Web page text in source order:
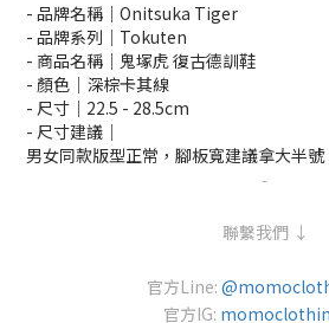
- 品牌名稱｜Onitsuka Tiger
- 品牌系列｜Tokuten
- 商品名稱｜鬼塚虎 復古德訓鞋
- 顏色｜深棕卡其線
- 尺寸｜22.5 - 28.5cm
- 尺寸建議 ｜
男女同款版型正常，腳板寬建議拿大半號
-
聯繫我們 ↓
官方Line:
官方IG: